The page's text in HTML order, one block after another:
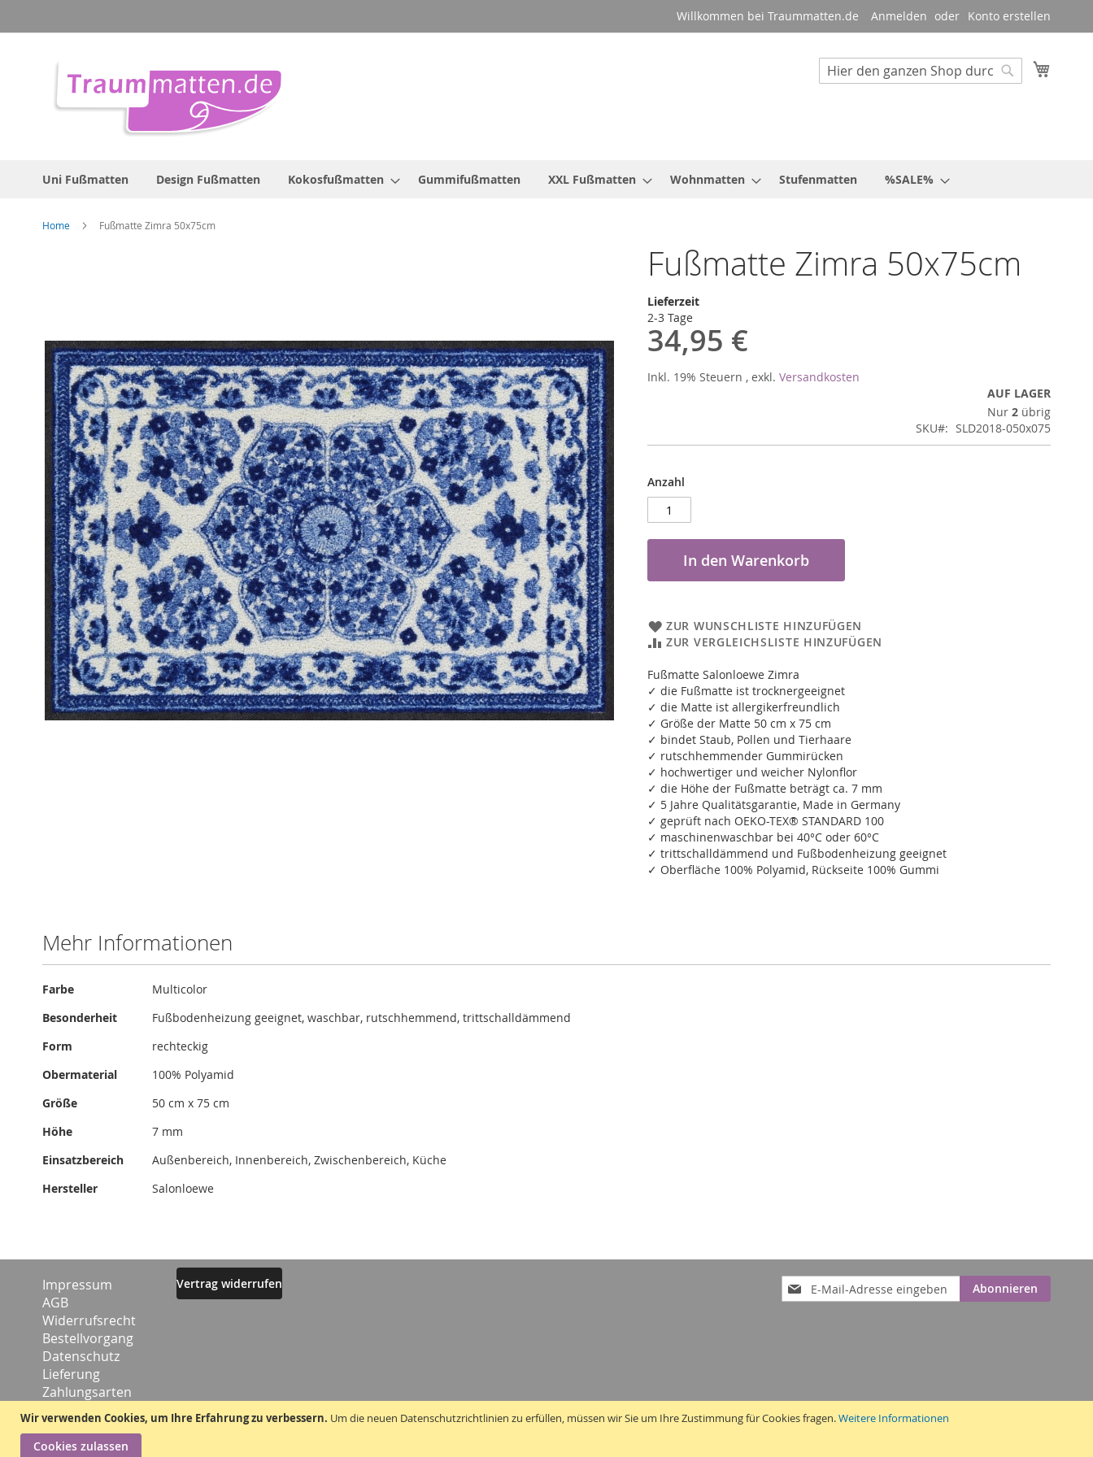
Wir verwenden Cookies, um Ihre Erfahrung zu verbessern. Um die neuen Datenschutzrichtlinien zu erfüllen, müssen wir Sie um Ihre Zustimmung für Cookies fragen.Weitere Informationen
Cookies zulassen
zum
Willkommen bei Traummatten.de Anmelden Konto erstellen
Suche
Uni Fußmatten Design Fußmatten Kokosfußmatten Gummifußmatten XXL Fußmatten Wohnmatten Stufenmatten %SALE%
Home Fußmatte Zimra 50x75cm
Fußmatte Zimra 50x75cm
Lieferzeit
2-3 Tage
34,95 €
Inkl. 19% Steuern , exkl. Versandkosten
AUF LAGER
Nur 2 übrig
SKU
SLD2018-050x075
Anzahl
In den Warenkorb
ZUR WUNSCHLISTE HINZUFÜGEN
ZUR VERGLEICHSLISTE HINZUFÜGEN
Fußmatte Salonloewe Zimra
✓ die Fußmatte ist trocknergeeignet
✓ die Matte ist allergikerfreundlich
✓ Größe der Matte 50 cm x 75 cm
✓ bindet Staub, Pollen und Tierhaare
✓ rutschhemmender Gummirücken
✓ hochwertiger und weicher Nylonflor
✓ die Höhe der Fußmatte beträgt ca. 7 mm
✓ 5 Jahre Qualitätsgarantie, Made in Germany
✓ geprüft nach OEKO-TEX® STANDARD 100
✓ maschinenwaschbar bei 40°C oder 60°C
✓ trittschalldämmend und Fußbodenheizung geeignet
✓ Oberfläche 100% Polyamid, Rückseite 100% Gummi
Mehr Informationen
Mehr
Farbe
Multicolor
Besonderheit
Fußbodenheizung geeignet, waschbar, rutschhemmend, trittschalldämmend
Form
rechteckig
Obermaterial
100% Polyamid
Größe
50 cm x 75 cm
Höhe
7 mm
Einsatzbereich
Außenbereich, Innenbereich, Zwischenbereich, Küche
Hersteller
Salonloewe
Anmeldung
zum
Abonnieren
Impressum
AGB
Widerrufsrecht
Bestellvorgang
Datenschutz
Lieferung
Zahlungsarten
Kontakt
Vertrag widerrufen